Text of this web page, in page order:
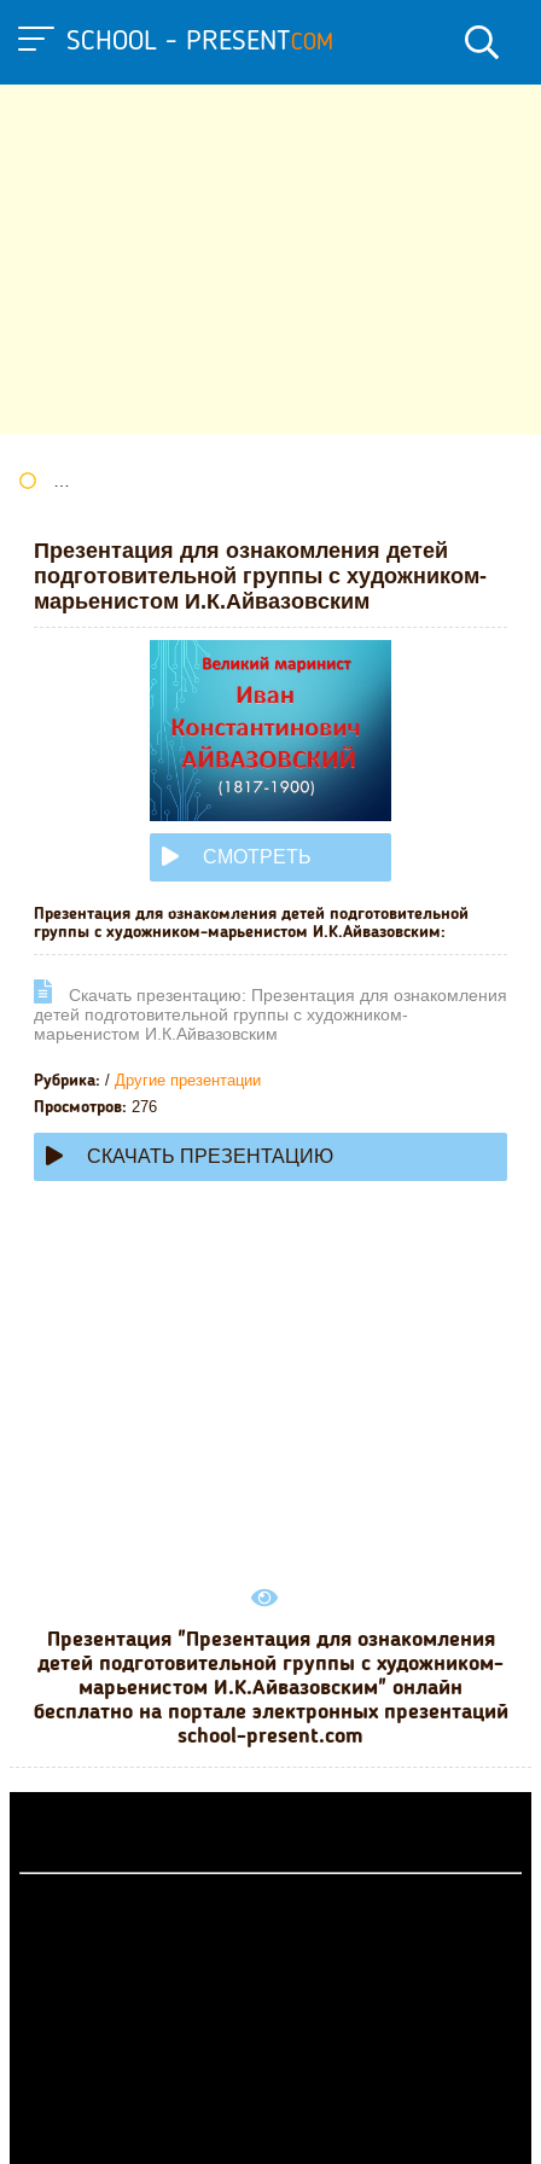
SCHOOL - PRESENTCOM
Презентация для ознакомления детей
подготовительной группы с художником-
марьенистом И.К.Айвазовским
СМОТРЕТЬ
Презентация для ознакомления детей подготовительной
группы с художником-марьенистом И.К.Айвазовским:
Cкачать презентацию: Презентация для ознакомления
детей подготовительной группы с художником-
марьенистом И.К.Айвазовским
Рубрика: / Другие презентации
Просмотров: 276
СКАЧАТЬ ПРЕЗЕНТАЦИЮ
Презентация "Презентация для ознакомления
детей подготовительной группы с художником-
марьенистом И.К.Айвазовским" онлайн
бесплатно на портале электронных презентаций
school-present.com